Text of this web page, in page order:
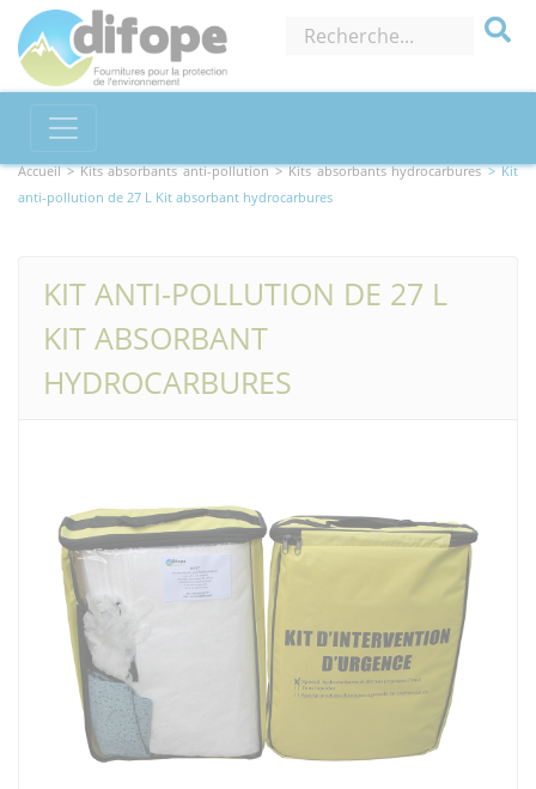
Accueil >Kits absorbants anti-pollution> Kits absorbants hydrocarbures > Kit
anti-pollution de 27 L Kit absorbant hydrocarbures
KIT ANTI-POLLUTION DE 27 L
KIT ABSORBANT
HYDROCARBURES